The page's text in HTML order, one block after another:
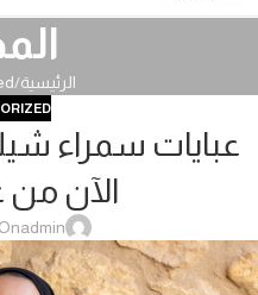
الرئيسية
عبايات سمراء
الآن من
adminOn نوفمبر 3, 2025